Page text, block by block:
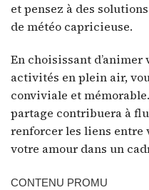
et pensez à des
de météo capricieuse.
En choisissant d’animer
activités en plein air,
conviviale et
partage contribuera à
renforcer les liens entre
votre amour dans un